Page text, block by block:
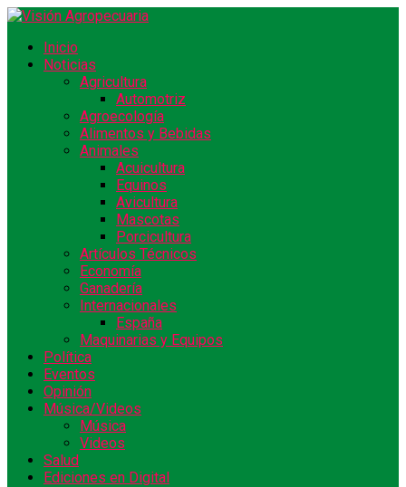
Inicio
Noticias
Agricultura
Automotriz
Agroecología
Alimentos y Bebidas
Animales
Acuicultura
Equinos
Avicultura
Mascotas
Porcicultura
Artículos Técnicos
Economía
Ganadería
Internacionales
España
Maquinarias y Equipos
Política
Eventos
Opinión
Música/Videos
Música
Videos
Salud
Ediciones en Digital